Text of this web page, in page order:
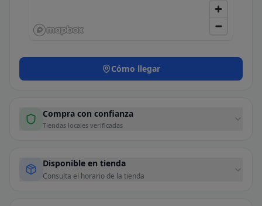
Cómo llegar
Compra con confianza
Tiendas locales verificadas
Disponible en tienda
Consulta el horario de la tienda